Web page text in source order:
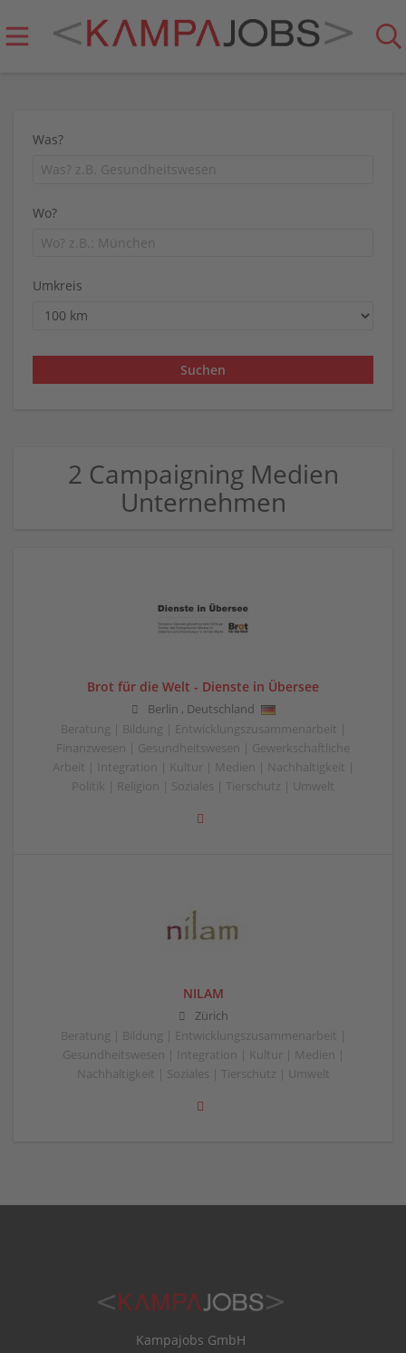
Was?
Wo?
Umkreis
2 Campaigning Medien
Unternehmen
Brot für die Welt - Dienste in Übersee
Berlin , Deutschland
Beratung | Bildung | Entwicklungszusammenarbeit |
Finanzwesen | Gesundheitswesen | Gewerkschaftliche
Arbeit | Integration | Kultur | Medien | Nachhaltigkeit |
Politik | Religion | Soziales | Tierschutz | Umwelt
NILAM
Zürich
Beratung | Bildung | Entwicklungszusammenarbeit |
Gesundheitswesen | Integration | Kultur | Medien |
Nachhaltigkeit | Soziales | Tierschutz | Umwelt
Kampajobs GmbH